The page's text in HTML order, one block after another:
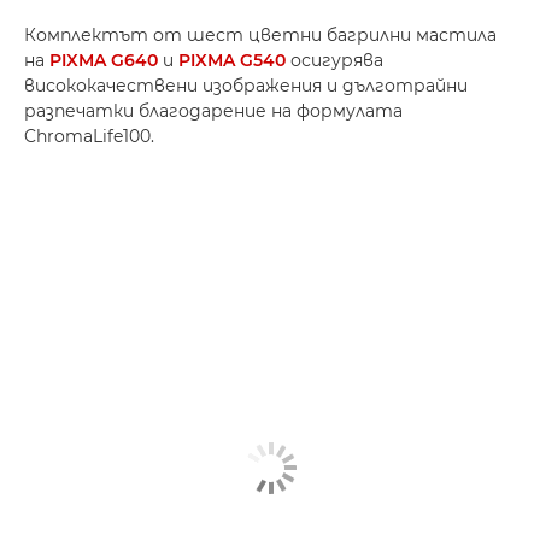
Комплектът от шест цветни багрилни мастила
на PIXMA G640 и PIXMA G540 осигурява
висококачествени изображения и дълготрайни
разпечатки благодарение на формулата
ChromaLife100.